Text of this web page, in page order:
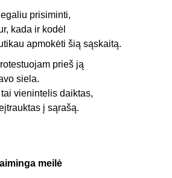
prisiminti,
kada ir kodėl
apmokėti šią sąskaitą.
prieš ją
siela.
tai vienintelis daiktas,
į sąrašą.
meilė